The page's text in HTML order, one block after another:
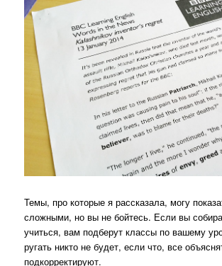
Темы, про которые я рассказала, могу
сложными, но вы не бойтесь. Если вы
учиться, вам подберут классы по вашему
ругать никто не будет, если что, все
подкорректируют.